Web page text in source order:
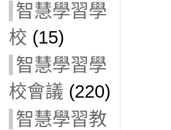
智慧學習學
校 (15)
智慧學習學
校會議 (220)
智慧學習教